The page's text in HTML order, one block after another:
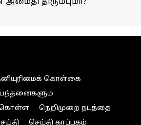
திரும்புமா?
கொள்கை
கொள்ள
நெறிமுறை நடத்தை
செய்தி காப்பகம்